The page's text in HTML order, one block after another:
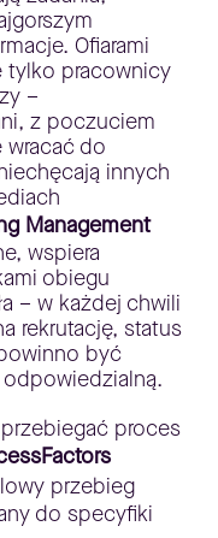
Ofiarami
tylko pracownicy
–
z poczuciem
wracać do
innych
Management
wspiera
obiegu
– w każdej chwili
rekrutację, status
być
proces
przebieg
do specyfiki